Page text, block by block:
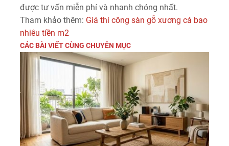
được tư vấn miễn phí và nhanh chóng nhất.
Tham khảo thêm: Giá thi công sàn gỗ xương cá bao
nhiêu tiền m2
CÁC BÀI VIẾT CÙNG CHUYÊN MỤC